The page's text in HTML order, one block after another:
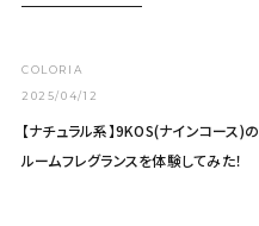
COLORIA
2025/04/12
【ナチュラル系】9KOS(ナインコース)の
ルームフレグランスを体験してみた！